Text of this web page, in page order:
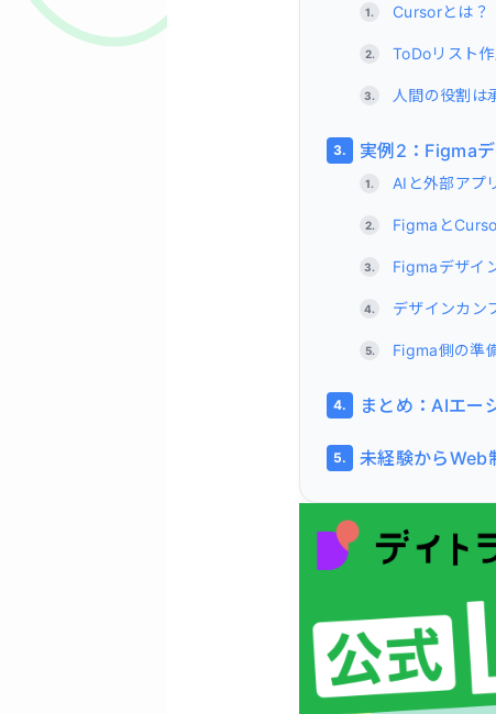
Cursorとは？
ToDoリスト
人間の役割は
実例2：Figma
AIと外部アプ
Figmaと
Figmaデザイ
デザインカン
Figma側の準
まとめ：AIエー
未経験からWeb